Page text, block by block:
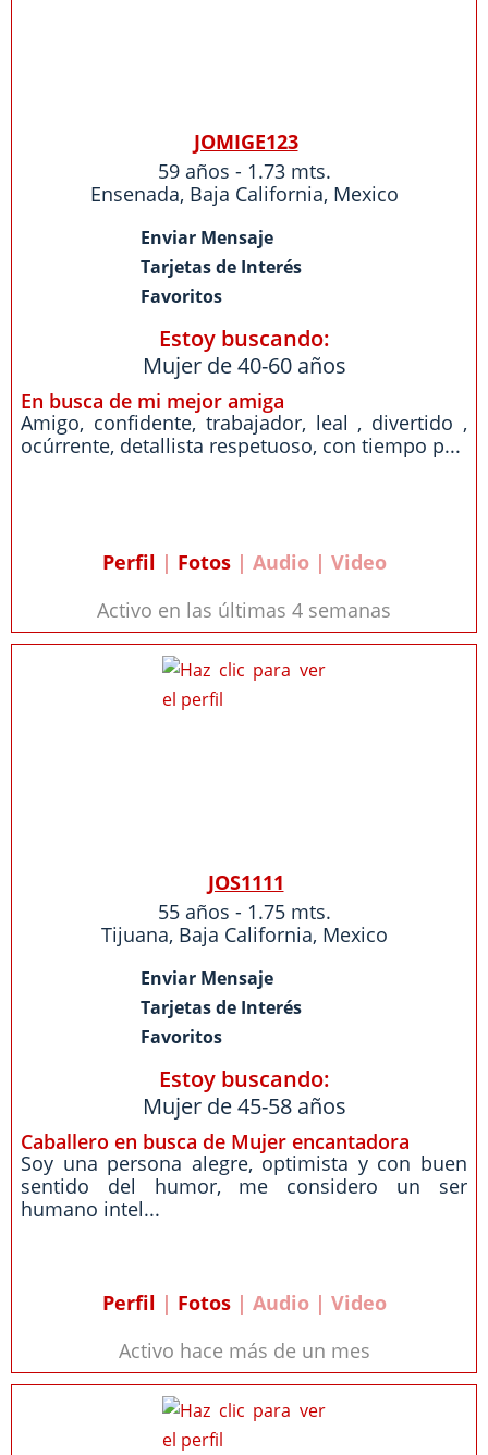
JOMIGE123
59 años - 1.73 mts.
Ensenada, Baja California, Mexico
Enviar Mensaje
Tarjetas de Interés
Favoritos
Estoy buscando:
Mujer de 40-60 años
En busca de mi mejor amiga
Amigo, confidente, trabajador, leal , divertido ,
ocúrrente, detallista respetuoso, con tiempo p...
Perfil | Fotos| Audio | Video
Activo en las últimas 4 semanas
JOS1111
55 años - 1.75 mts.
Tijuana, Baja California, Mexico
Enviar Mensaje
Tarjetas de Interés
Favoritos
Estoy buscando:
Mujer de 45-58 años
Caballero en busca de Mujer encantadora
Soy una persona alegre, optimista y con buen
sentido del humor, me considero un ser
humano intel...
Perfil | Fotos| Audio | Video
Activo hace más de un mes